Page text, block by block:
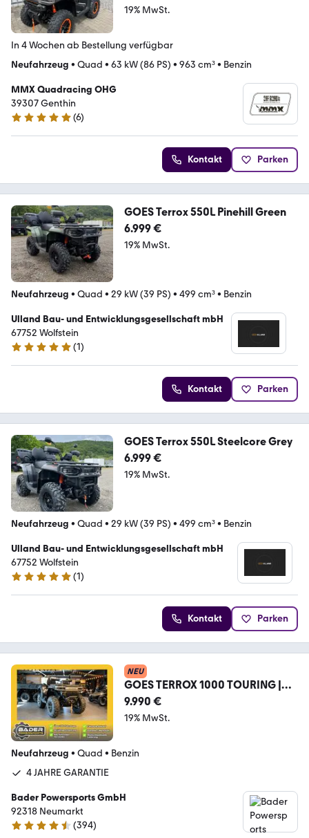
19% MwSt.
In 4 Wochen ab Bestellung verfügbar
Neufahrzeug • Quad • 63 kW (86 PS) • 963 cm³• Benzin
MMX Quadracing OHG
39307 Genthin
4.8 Sterne
(6)
Kontakt Parken
GOES Terrox 550L Pinehill Green
6.999 €
19% MwSt.
Neufahrzeug • Quad • 29 kW (39 PS) • 499 cm³• Benzin
Ulland Bau- und Entwicklungsgesellschaft mbH
67752 Wolfstein
5 Sterne
(1)
Kontakt Parken
GOES Terrox 550L Steelcore Grey
6.999 €
19% MwSt.
Neufahrzeug • Quad • 29 kW (39 PS) • 499 cm³• Benzin
Ulland Bau- und Entwicklungsgesellschaft mbH
67752 Wolfstein
5 Sterne
(1)
Kontakt Parken
NEU
GOES TERROX 1000 TOURING |
ABS | CFMOTO AKTION 2026
9.990 €
19% MwSt.
Neufahrzeug • Quad • Benzin
4 JAHRE GARANTIE
Bader Powersports GmbH
92318 Neumarkt
4.6 Sterne
(394)